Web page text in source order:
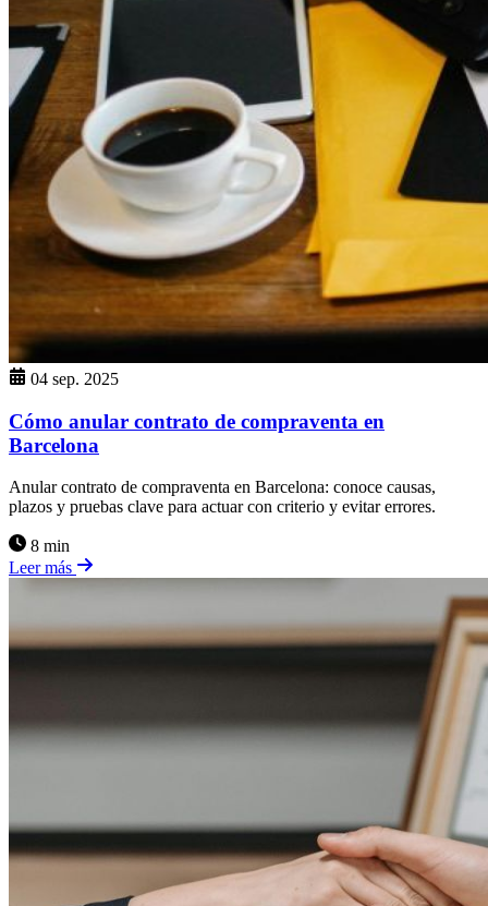
04 sep. 2025
Cómo anular contrato de compraventa en
Barcelona
Anular contrato de compraventa en Barcelona: conoce causas,
plazos y pruebas clave para actuar con criterio y evitar errores.
8 min
Leer más